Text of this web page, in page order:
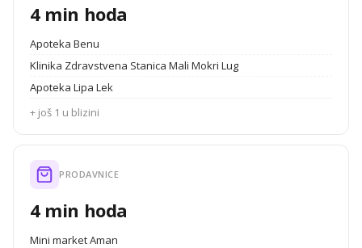
4 min hoda
Apoteka Benu
Klinika Zdravstvena Stanica Mali Mokri Lug
Apoteka Lipa Lek
+ još 1 u blizini
PRODAVNICE
4 min hoda
Mini market Aman